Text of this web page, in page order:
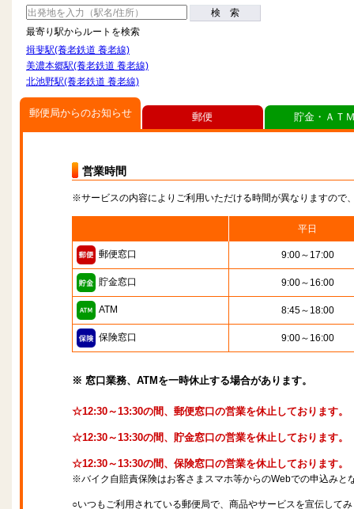
検 索
最寄り駅からルートを検索
揖斐駅(養老鉄道 養老線)
美濃本郷駅(養老鉄道 養老線)
北池野駅(養老鉄道 養老線)
郵便局からのお知らせ
営業時間
※サービスの内容によりご利用いただける時間が異なりますので
平日
郵便窓口 9:00～17:00
貯金窓口 9:00～16:00
ATM 8:45～18:00
保険窓口 9:00～16:00
※ 窓口業務、ATMを一時休止する場合があります。
☆12:30～13:30の間、郵便窓口の営業を休止しております。
☆12:30～13:30の間、貯金窓口の営業を休止しております。
☆12:30～13:30の間、保険窓口の営業を休止しております。
※バイク自賠責保険はお客さまスマホ等からのWebでの申込みと
○いつもご利用されている郵便局で、商品やサービスを宣伝して
郵便 貯金・ＡＴ